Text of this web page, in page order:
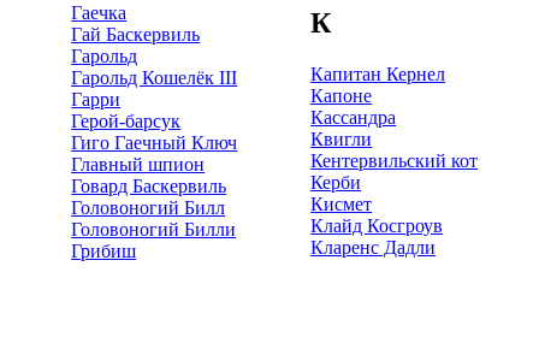
Гаечка
Гай Баскервиль
Гарольд
Гарольд Кошелёк III
Гарри
Герой-барсук
Гиго Гаечный Ключ
Главный шпион
Говард Баскервиль
Головоногий Билл
Головоногий Билли
Грибиш
К
Капитан Кернел
Капоне
Кассандра
Квигли
Кентервильский кот
Керби
Кисмет
Клайд Косгроув
Кларенс Дадли